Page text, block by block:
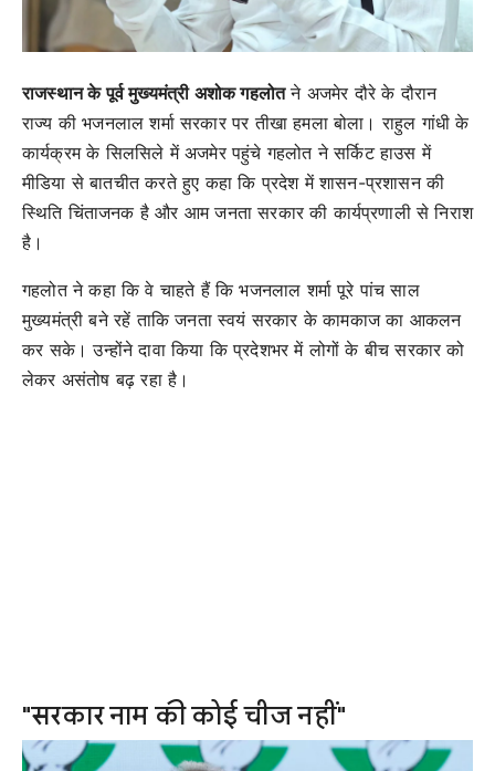
राजस्थान के पूर्व मुख्यमंत्री अशोक गहलोतने अजमेर दौरे के दौरान
राज्य की भजनलाल शर्मा सरकार पर तीखा हमला बोला। राहुल गांधी के
कार्यक्रम के सिलसिले में अजमेर पहुंचे गहलोत ने सर्किट हाउस में
मीडिया से बातचीत करते हुए कहा कि प्रदेश में शासन-प्रशासन की
स्थिति चिंताजनक है और आम जनता सरकार की कार्यप्रणाली से निराश
है।
गहलोत ने कहा कि वे चाहते हैं कि भजनलाल शर्मा पूरे पांच साल
मुख्यमंत्री बने रहें ताकि जनता स्वयं सरकार के कामकाज का आकलन
कर सके। उन्होंने दावा किया कि प्रदेशभर में लोगों के बीच सरकार को
लेकर असंतोष बढ़ रहा है।
"सरकार नाम की कोई चीज नहीं"